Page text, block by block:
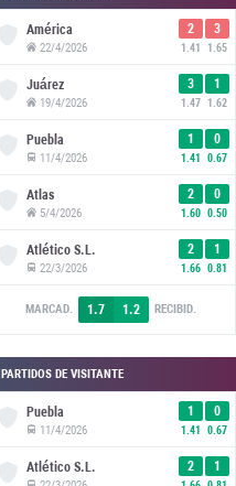
América
22/4/2026
2
1.41
3
1.65
Juárez
19/4/2026
3
1.47
1
1.62
Puebla
11/4/2026
1
1.41
0
0.67
Atlas
5/4/2026
2
1.60
0
0.50
Atlético S.L.
22/3/2026
2
1.66
1
0.81
MARCAD. 1.7 1.2 RECIBID.
PARTIDOS DE VISITANTE
Puebla
11/4/2026
1
1.41
0
0.67
Atlético S.L. 2 1